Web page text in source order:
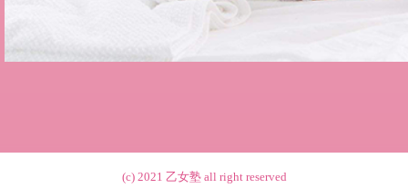
(c) 2021 乙女塾all right reserved